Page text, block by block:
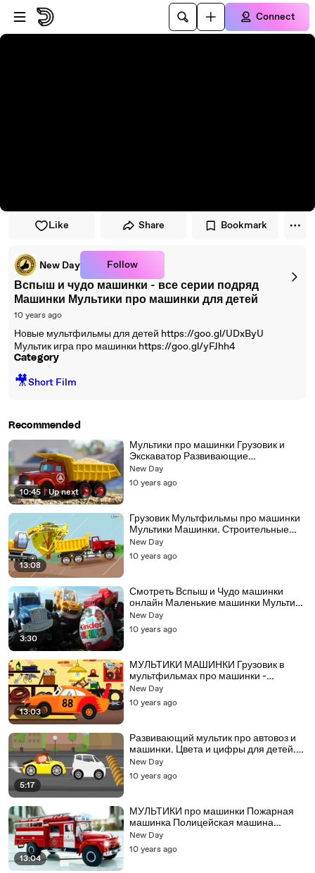
Skip to player
Skip to main content
Connect
Like Share Bookmark
New Day Follow
Вспыш и чудо машинки - все серии подряд
Машинки Мультики про машинки для детей
10 years ago
Новые мультфильмы для детей https://goo.gl/UDxByU
Мультик игра про машинки https://goo.gl/yFJhh4
Category
🎥Short Film
Recommended
10:45 | Up next
Мультики про машинки Грузовик и
Экскаватор Развивающие
мультфильмы Весёлые Машинки
New Day
10 years ago
13:08
Грузовик Мультфильмы про машинки
Мультики Машинки. Строительные
машинки для детей
New Day
10 years ago
3:30
Смотреть Вспыш и Чудо машинки
онлайн Маленькие машинки Мультики
для мальчиков
New Day
10 years ago
13:03
МУЛЬТИКИ МАШИНКИ Грузовик в
мультфильмах про машинки -
Строительные машинки для детей
New Day
10 years ago
5:17
Развивающий мультик про автовоз и
машинки. Цвета и цифры для детей.
Доктор Машинкова
New Day
10 years ago
13:04
МУЛЬТИКИ про машинки Пожарная
машинка Полицейская машина
Скорая помощь Мультфильмы для
Детей
New Day
10 years ago